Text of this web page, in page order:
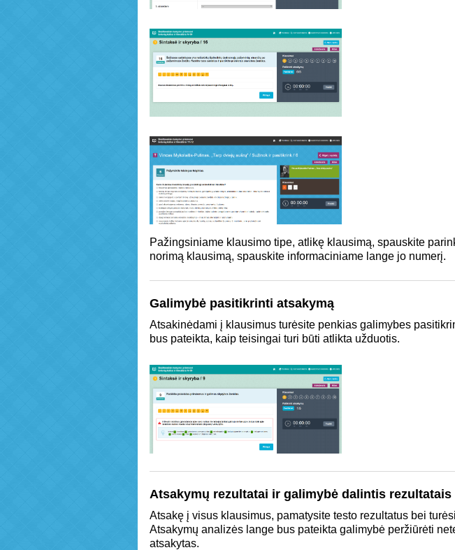
Pažingsiniame klausimo tipe, atlikę klausimą, spauskite
norimą klausimą, spauskite informaciniame lange jo numerį.
Galimybė pasitikrinti atsakymą
Atsakinėdami į klausimus turėsite penkias galimybes
bus pateikta, kaip teisingai turi būti atlikta užduotis.
Atsakymų rezultatai ir galimybė dalintis rezultatais
Atsakę į visus klausimus, pamatysite testo rezultatus bei
Atsakymų analizės lange bus pateikta galimybė peržiūrėti
atsakytas.